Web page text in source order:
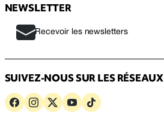
NEWSLETTER
Recevoir les newsletters
SUIVEZ-NOUS SUR LES RÉSEAUX